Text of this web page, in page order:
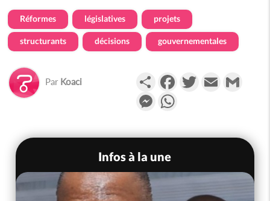
Réformes législatives projets
structurants décisions gouvernementales
Par Koaci PartagerFacebookTwitterEmail
Messenger
Infos à la une